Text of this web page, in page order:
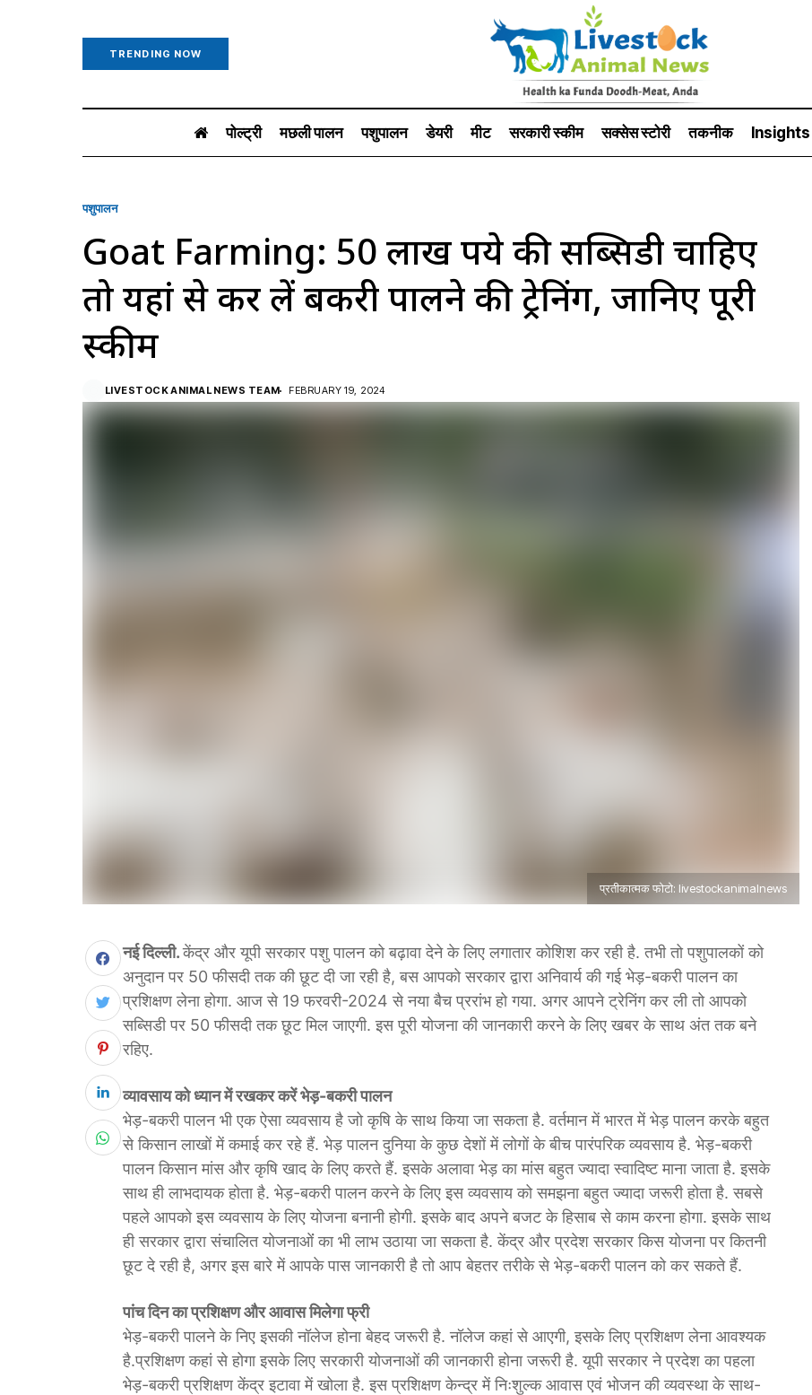
TRENDING NOW
पोल्ट्री मछली पालन पशुपालन डेयरी मीट सरकारी स्की‍म सक्सेस स्टो‍री तकनीक Insights
पशुपालन
Goat Farming: 50 लाख रुपये की सब्सिडी चाहिए
तो यहां से कर लें बकरी पालने की ट्रेनिंग, जानिए पूरी
स्कीम
LIVESTOCK ANIMAL NEWS TEAM FEBRUARY 19, 2024
प्रतीकात्मक फोटो: livestockanimalnews
नई दिल्ली.केंद्र और यूपी सरकार पशु पालन को बढ़ावा देने के लिए लगातार कोशिश कर रही है. तभी तो पशुपालकों को
अनुदान पर 50 फीसदी तक की छूट दी जा रही है, बस आपको सरकार द्वारा अनिवार्य की गई भेड़-बकरी पालन का
प्रशिक्षण लेना होगा. आज से 19 फरवरी-2024 से नया बैच प्ररांभ हो गया. अगर आपने ट्रेनिंग कर ली तो आपको
सब्सिडी पर 50 फीसदी तक छूट मिल जाएगी. इस पूरी योजना की जानकारी करने के लिए खबर के साथ अंत तक बने
रहिए.
व्यावसाय को ध्यान में रखकर करें भेड़-बकरी पालन
भेड़-बकरी पालन भी एक ऐसा व्यवसाय है जो कृषि के साथ किया जा सकता है. वर्तमान में भारत में भेड़ पालन करके बहुत
से किसान लाखों में कमाई कर रहे हैं. भेड़ पालन दुनिया के कुछ देशों में लोगों के बीच पारंपरिक व्यवसाय है. भेड़-बकरी
पालन किसान मांस और कृषि खाद के लिए करते हैं. इसके अलावा भेड़ का मांस बहुत ज्यादा स्वादिष्ट माना जाता है. इसके
साथ ही लाभदायक होता है. भेड़-बकरी पालन करने के लिए इस व्यवसाय को समझना बहुत ज्यादा जरूरी होता है. सबसे
पहले आपको इस व्यवसाय के लिए योजना बनानी होगी. इसके बाद अपने बजट के हिसाब से काम करना होगा. इसके साथ
ही सरकार द्वारा संचालित योजनाओंं का भी लाभ उठाया जा सकता है. केंद्र और प्रदेश सरकार किस योजना पर कितनी
छूट दे रही है, अगर इस बारे में आपके पास जानकारी है तो आप बेहतर तरीके से भेड़-बकरी पालन को कर सकते हैं.
पांच दिन का प्रशिक्षण और आवास मिलेगा फ्री
भेड़-बकरी पालने के निए इसकी नॉलेज होना बेहद जरूरी है. नॉलेज कहां से आएगी, इसके लिए प्रशिक्षण लेना आवश्यक
है.प्रशिक्षण कहां से होगा इसके लिए सरकारी योजनाओं की जानकारी होना जरूरी है. यूपी सरकार ने प्रदेश का पहला
भेड़-बकरी प्रशिक्षण केंद्र इटावा में खोला है. इस प्रशिक्षण केन्द्र में निःशुल्क आवास एवं भोजन की व्यवस्था के साथ-